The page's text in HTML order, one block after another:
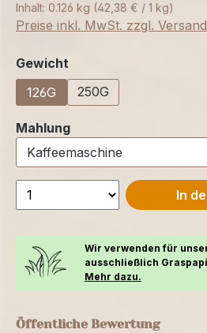
Inhalt: 0.126 kg (42,38 € / 1 kg)
Preise inkl. MwSt. zzgl.
Gewicht
126G
250G
Mahlungauswählen
In
Wir verwenden für
ausschließlich
Mehr dazu.
Öffentliche Bewertung